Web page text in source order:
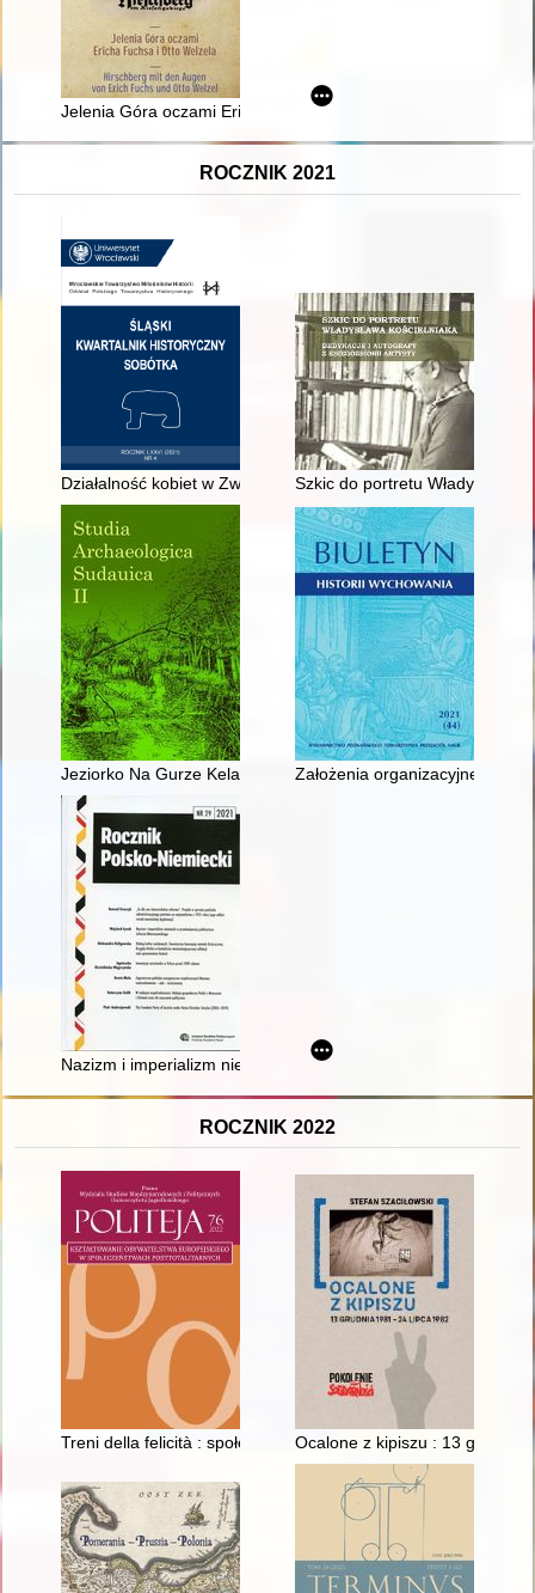
Jelenia Góra oczami Ericha Fuchsa i Otto Welzela =
ROCZNIK 2021
Działalność kobiet w Związku Polaków "Zgoda" w RFN =
Szkic do portretu Władysława
Jeziorko Na Gurze Kelay pod Horodzisczem Surpel..." :
Założenia organizacyjne
Nazizm i imperializm niemiecki w przedwojennej publicystyce
ROCZNIK 2022
Treni della felicità : społeczna inicjatywa na rzecz dzieci w
Ocalone z kipiszu : 13 grudnia